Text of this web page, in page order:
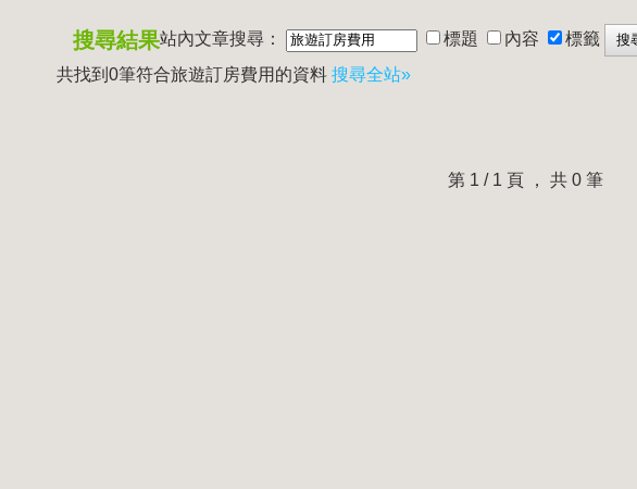
搜尋結果站內文章搜尋： 標題 內容
標籤
共找到0筆符合旅遊訂房費用 的資料 搜尋全站»
第 1 / 1 頁 ， 共 0